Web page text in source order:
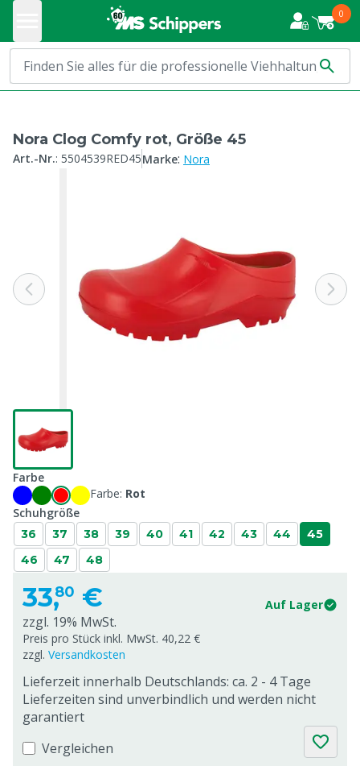
0
Nora Clog Comfy rot, Größe 45
Art.-Nr.: 5504539RED45Marke: Nora
Farbe
Farbe: Rot
Schuhgröße
36 37 38 39 40 41 42 43 44
45
46
47 48
33,80 € Auf Lager
zzgl. 19% MwSt.
Preis pro Stück inkl. MwSt. 40,22 €
zzgl. Versandkosten
Lieferzeit innerhalb Deutschlands: ca. 2 - 4 Tage
Lieferzeiten sind unverbindlich und werden nicht
garantiert
Vergleichen